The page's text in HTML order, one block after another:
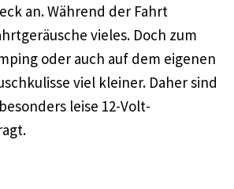
an. Während der Fahrt
vieles. Doch zum
oder auch auf dem eigenen
viel kleiner. Daher sind
leise 12-Volt-